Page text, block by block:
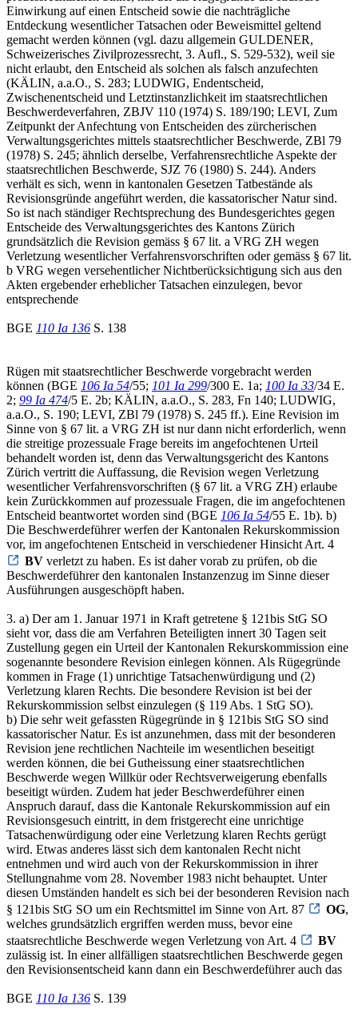
Einwirkung auf einen Entscheid sowie die nachträgliche
Entdeckung wesentlicher Tatsachen oder Beweismittel geltend
gemacht werden können (vgl. dazu allgemein GULDENER,
Schweizerisches Zivilprozessrecht, 3. Aufl., S. 529-532), weil sie
nicht erlaubt, den Entscheid als solchen als falsch anzufechten
(KÄLIN, a.a.O., S. 283; LUDWIG, Endentscheid,
Zwischenentscheid und Letztinstanzlichkeit im staatsrechtlichen
Beschwerdeverfahren, ZBJV 110 (1974) S. 189/190; LEVI, Zum
Zeitpunkt der Anfechtung von Entscheiden des zürcherischen
Verwaltungsgerichtes mittels staatsrechtlicher Beschwerde, ZBl 79
(1978) S. 245; ähnlich derselbe, Verfahrensrechtliche Aspekte der
staatsrechtlichen Beschwerde, SJZ 76 (1980) S. 244). Anders
verhält es sich, wenn in kantonalen Gesetzen Tatbestände als
Revisionsgründe angeführt werden, die kassatorischer Natur sind.
So ist nach ständiger Rechtsprechung des Bundesgerichtes gegen
Entscheide des Verwaltungsgerichtes des Kantons Zürich
grundsätzlich die Revision gemäss § 67 lit. a VRG ZH wegen
Verletzung wesentlicher Verfahrensvorschriften oder gemäss § 67 lit.
b VRG wegen versehentlicher Nichtberücksichtigung sich aus den
Akten ergebender erheblicher Tatsachen einzulegen, bevor
entsprechende
BGE 110 Ia 136 S. 138
Rügen mit staatsrechtlicher Beschwerde vorgebracht werden
können (BGE 106 Ia 54/55; 101 Ia 299/300 E. 1a; 100 Ia 33/34 E.
2; 99 Ia 474/5 E. 2b; KÄLIN, a.a.O., S. 283, Fn 140; LUDWIG,
a.a.O., S. 190; LEVI, ZBl 79 (1978) S. 245 ff.). Eine Revision im
Sinne von § 67 lit. a VRG ZH ist nur dann nicht erforderlich, wenn
die streitige prozessuale Frage bereits im angefochtenen Urteil
behandelt worden ist, denn das Verwaltungsgericht des Kantons
Zürich vertritt die Auffassung, die Revision wegen Verletzung
wesentlicher Verfahrensvorschriften (§ 67 lit. a VRG ZH) erlaube
kein Zurückkommen auf prozessuale Fragen, die im angefochtenen
Entscheid beantwortet worden sind (BGE 106 Ia 54/55 E. 1b). b)
Die Beschwerdeführer werfen der Kantonalen Rekurskommission
vor, im angefochtenen Entscheid in verschiedener Hinsicht Art. 4
BV verletzt zu haben. Es ist daher vorab zu prüfen, ob die
Beschwerdeführer den kantonalen Instanzenzug im Sinne dieser
Ausführungen ausgeschöpft haben.
3. a) Der am 1. Januar 1971 in Kraft getretene § 121bis StG SO
sieht vor, dass die am Verfahren Beteiligten innert 30 Tagen seit
Zustellung gegen ein Urteil der Kantonalen Rekurskommission eine
sogenannte besondere Revision einlegen können. Als Rügegründe
kommen in Frage (1) unrichtige Tatsachenwürdigung und (2)
Verletzung klaren Rechts. Die besondere Revision ist bei der
Rekurskommission selbst einzulegen (§ 119 Abs. 1 StG SO).
b) Die sehr weit gefassten Rügegründe in § 121bis StG SO sind
kassatorischer Natur. Es ist anzunehmen, dass mit der besonderen
Revision jene rechtlichen Nachteile im wesentlichen beseitigt
werden können, die bei Gutheissung einer staatsrechtlichen
Beschwerde wegen Willkür oder Rechtsverweigerung ebenfalls
beseitigt würden. Zudem hat jeder Beschwerdeführer einen
Anspruch darauf, dass die Kantonale Rekurskommission auf ein
Revisionsgesuch eintritt, in dem fristgerecht eine unrichtige
Tatsachenwürdigung oder eine Verletzung klaren Rechts gerügt
wird. Etwas anderes lässt sich dem kantonalen Recht nicht
entnehmen und wird auch von der Rekurskommission in ihrer
Stellungnahme vom 28. November 1983 nicht behauptet. Unter
diesen Umständen handelt es sich bei der besonderen Revision nach
§ 121bis StG SO um ein Rechtsmittel im Sinne von Art. 87
OG,
welches grundsätzlich ergriffen werden muss, bevor eine
staatsrechtliche Beschwerde wegen Verletzung von Art. 4
BV
zulässig ist. In einer allfälligen staatsrechtlichen Beschwerde gegen
den Revisionsentscheid kann dann ein Beschwerdeführer auch das
BGE 110 Ia 136 S. 139